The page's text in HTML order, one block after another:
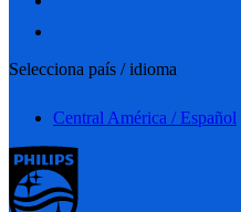
Selecciona país / idioma
Central América / Español